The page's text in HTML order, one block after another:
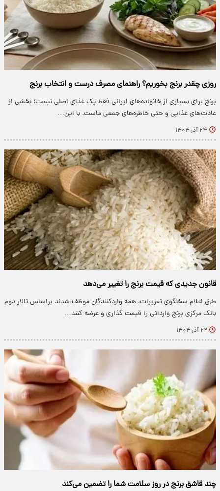
روزی چقدر برنج بخوریم؟ راهنمای مصرف درست و انتخاب برنج
برنج برای بسیاری از خانواده‌های ایرانی فقط یک غذای اصلی نیست؛ بخشی از
عادت‌های غذایی و حتی خاطره‌های جمعی ماست. با این…
۲۴ آذر ۱۴۰۴
قانون جدیدی که قیمت برنج را تغییر می‌دهد
طبق اعلام سخنگوی تعزیرات، همه واردکنندگان موظف شدند براساس تالار دوم
بانک مرکزی برنج وارداتی را قیمت گذاری و عرضه کنند…
۲۲ آذر ۱۴۰۴
چند قاشق برنج در روز سلامت شما را تضمین می‌کند